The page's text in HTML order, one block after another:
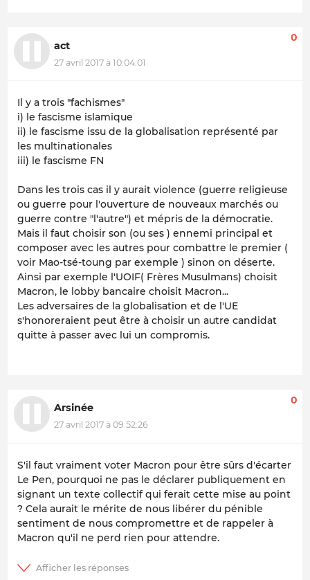
act
27 avril 2017 à 10:04:01
0
Il y a trois "fachismes"
i) le fascisme islamique
ii) le fascisme issu de la globalisation représenté par
les multinationales
iii) le fascisme FN
Dans les trois cas il y aurait violence (guerre religieuse
ou guerre pour l'ouverture de nouveaux marchés ou
guerre contre "l'autre") et mépris de la démocratie.
Mais il faut choisir son (ou ses ) ennemi principal et
composer avec les autres pour combattre le premier (
voir Mao-tsé-toung par exemple ) sinon on déserte.
Ainsi par exemple l'UOIF( Frères Musulmans) choisit
Macron, le lobby bancaire choisit Macron...
Les adversaires de la globalisation et de l'UE
s'honoreraient peut être à choisir un autre candidat
quitte à passer avec lui un compromis.
Arsinée
27 avril 2017 à 09:52:26
0
S'il faut vraiment voter Macron pour être sûrs d'écarter
Le Pen, pourquoi ne pas le déclarer publiquement en
signant un texte collectif qui ferait cette mise au point
? Cela aurait le mérite de nous libérer du pénible
sentiment de nous compromettre et de rappeler à
Macron qu'il ne perd rien pour attendre.